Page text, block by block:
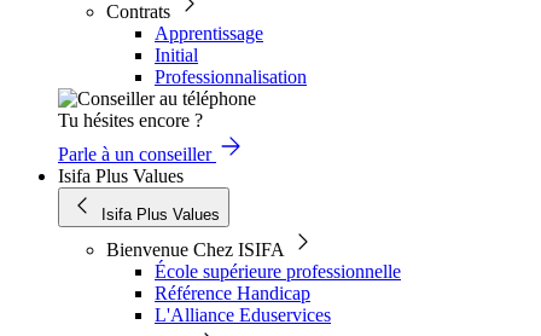
Contrats
Apprentissage
Initial
Professionnalisation
Tu hésites encore ?
Parle à un conseiller
Isifa Plus Values
Isifa Plus Values
Bienvenue Chez ISIFA
École supérieure professionnelle
Référence Handicap
L'Alliance Eduservices